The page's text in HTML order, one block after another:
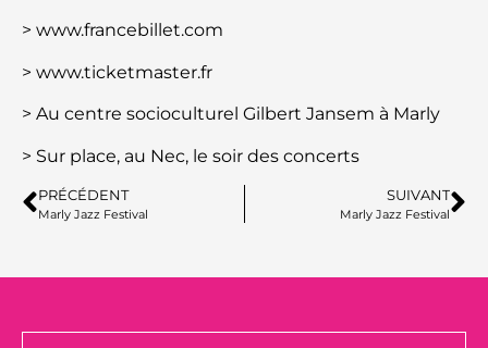
> www.francebillet.com
> www.ticketmaster.fr
> Au centre socioculturel Gilbert Jansem à Marly
> Sur place, au Nec, le soir des concerts
PRÉCÉDENT
Marly Jazz Festival
SUIVANT
Marly Jazz Festival